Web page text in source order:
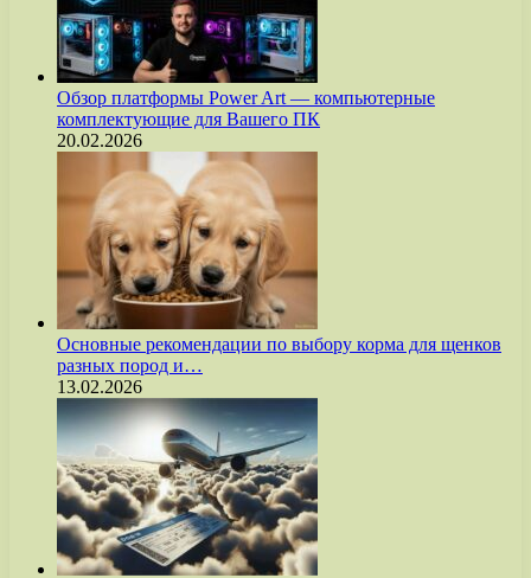
Обзор платформы Power Art — компьютерные
комплектующие для Вашего ПК
20.02.2026
Основные рекомендации по выбору корма для щенков
разных пород и…
13.02.2026